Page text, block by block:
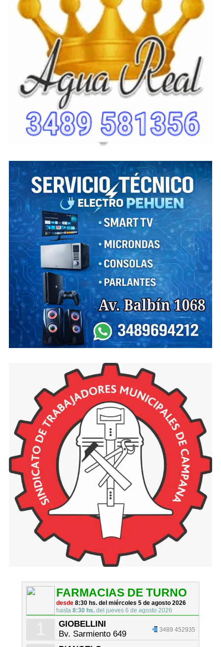
FARMACIAS DE TURNO
desde8:30 hs. del miércoles 5 de agosto 2026
hasta8:30 hs. del jueves 6 de agosto 2026
GIOBELLINI
Bv. Sarmiento 649
3489 452935